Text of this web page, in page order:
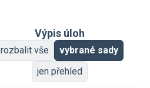
Výpis úloh
rozbalit vše
vybrané sady
jen přehled